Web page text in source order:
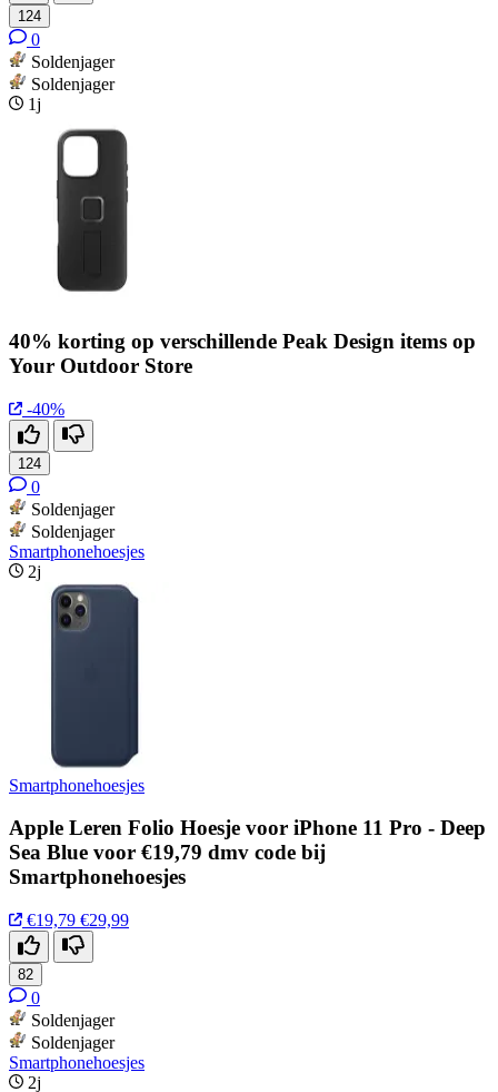
124
0
Soldenjager
Soldenjager
1j
40% korting op verschillende Peak Design items op
Your Outdoor Store
-40%
124
0
Soldenjager
Soldenjager
Smartphonehoesjes
2j
Smartphonehoesjes
Apple Leren Folio Hoesje voor iPhone 11 Pro - Deep
Sea Blue voor €19,79 dmv code bij
Smartphonehoesjes
€19,79 €29,99
82
0
Soldenjager
Soldenjager
Smartphonehoesjes
2j